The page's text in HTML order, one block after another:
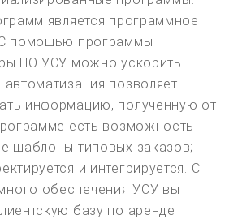
является программное
С помощью программы
ПО УСУ можно ускорить
позволяет
информацию, полученную от
есть возможность
шаблоны типовых заказов;
и интегрируется. С
обеспечения УСУ вы
базу по аренде